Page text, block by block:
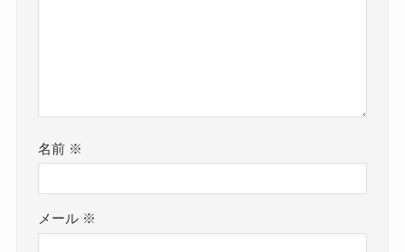
名前 ※
メール ※